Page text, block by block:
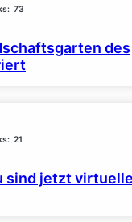
73
des
21
sind jetzt virtuelle